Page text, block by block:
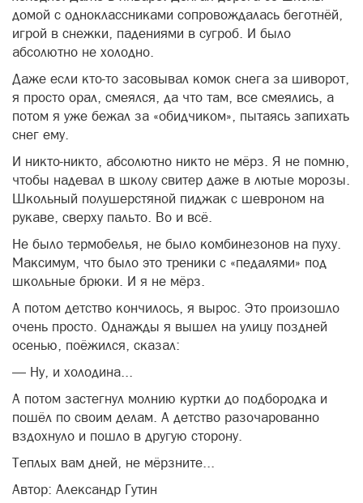
домой с одноклассниками сопровождалась беготнёй,
игрой в снежки, падениями в сугроб. И было
абсолютно не холодно.
Даже если кто-то засовывал комок снега за шиворот,
я просто орал, смеялся, да что там, все смеялись, а
потом я уже бежал за «обидчиком», пытаясь запихать
снег ему.
И никто-никто, абсолютно никто не мёрз. Я не помню,
чтобы надевал в школу свитер даже в лютые морозы.
Школьный полушерстяной пиджак с шевроном на
рукаве, сверху пальто. Во и всё.
Не было термобелья, не было комбинезонов на пуху.
Максимум, что было это треники с «педалями» под
школьные брюки. И я не мёрз.
А потом детство кончилось, я вырос. Это произошло
очень просто. Однажды я вышел на улицу поздней
осенью, поёжился, сказал:
— Ну, и холодина...
А потом застегнул молнию куртки до подбородка и
пошёл по своим делам. А детство разочарованно
вздохнуло и пошло в другую сторону.
Теплых вам дней, не мёрзните...
Автор: Александр Гутин